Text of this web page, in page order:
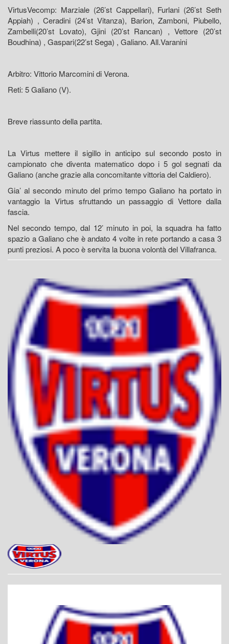
VirtusVecomp: Marziale (26’st Cappellari), Furlani (26’st Seth
Appiah) , Ceradini (24’st Vitanza), Barion, Zamboni, Piubello,
Zambelli(20’st Lovato), Gjini (20’st Rancan) , Vettore (20’st
Boudhina) , Gaspari(22’st Sega) , Galiano. All.Varanini
Arbitro: Vittorio Marcomini di Verona.
Reti: 5 Galiano (V).
Breve riassunto della partita.
La Virtus mettere il sigillo in anticipo sul secondo posto in
campionato che diventa matematico dopo i 5 gol segnati da
Galiano (anche grazie alla concomitante vittoria del Caldiero).
Gia’ al secondo minuto del primo tempo Galiano ha portato in
vantaggio la Virtus sfruttando un passaggio di Vettore dalla
fascia.
Nel secondo tempo, dal 12’ minuto in poi, la squadra ha fatto
spazio a Galiano che è andato 4 volte in rete portando a casa 3
punti preziosi. A poco è servita la buona volontà del Villafranca.